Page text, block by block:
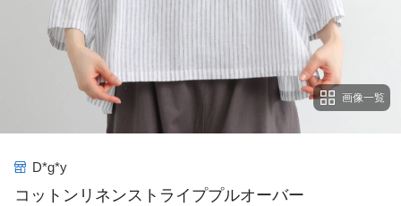
画像一覧
D*g*y
コットンリネンストライププルオーバー